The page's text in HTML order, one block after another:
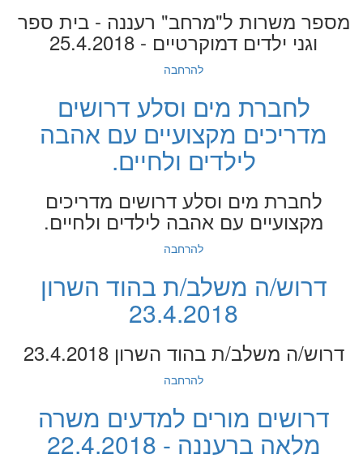
מספר משרות ל"מרחב" רעננה - בית ספר
וגני ילדים דמוקרטיים - 25.4.2018
להרחבה
לחברת מים וסלע דרושים
מדריכים מקצועיים עם אהבה
לילדים ולחיים.
לחברת מים וסלע דרושים מדריכים
מקצועיים עם אהבה לילדים ולחיים.
להרחבה
דרוש/ה משלב/ת בהוד השרון
23.4.2018
דרוש/ה משלב/ת בהוד השרון 23.4.2018
להרחבה
דרושים מורים למדעים משרה
מלאה ברעננה - 22.4.2018